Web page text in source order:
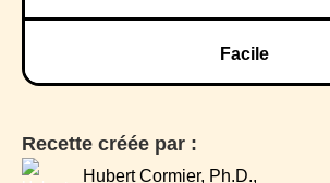
Facile
Recette créée par :
Hubert Cormier, Ph.D.,